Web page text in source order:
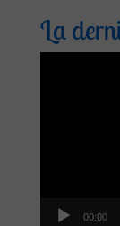
La
00:00